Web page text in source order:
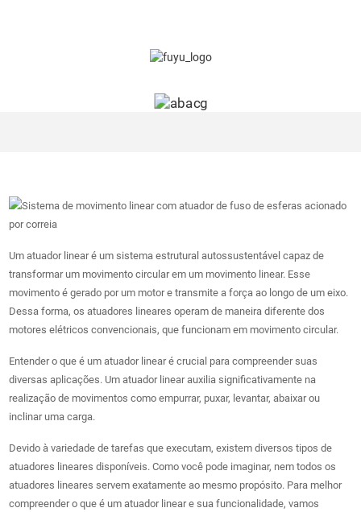
Um atuador linear é um sistema estrutural autossustentável capaz de
transformar um movimento circular em um movimento linear. Esse
movimento é gerado por um motor e transmite a força ao longo de um eixo.
Dessa forma, os atuadores lineares operam de maneira diferente dos
motores elétricos convencionais, que funcionam em movimento circular.
Entender o que é um atuador linear é crucial para compreender suas
diversas aplicações. Um atuador linear auxilia significativamente na
realização de movimentos como empurrar, puxar, levantar, abaixar ou
inclinar uma carga.
Devido à variedade de tarefas que executam, existem diversos tipos de
atuadores lineares disponíveis. Como você pode imaginar, nem todos os
atuadores lineares servem exatamente ao mesmo propósito. Para melhor
compreender o que é um atuador linear e sua funcionalidade, vamos